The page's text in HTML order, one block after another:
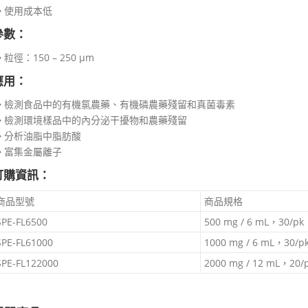
用成本低
：
徑：150 – 250 μm
：
測食品中的有機氯農藥、有機磷農藥殘留和真菌毒素
測環境樣品中的內分泌干擾物和農藥殘留
析油脂中脂肪酸
集金屬離子
購資訊：
品型號
商品規格
FL6500
500 mg / 6 mL，30/pk
FL61000
1000 mg / 6 mL，30/
FL122000
2000 mg / 12 mL，20/